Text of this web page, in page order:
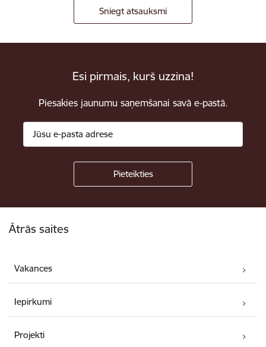
Sniegt atsauksmi
Esi pirmais, kurš uzzina!
Piesakies jaunumu saņemšanai savā e-pastā.
Ātrās saites
Vakances
Iepirkumi
Projekti